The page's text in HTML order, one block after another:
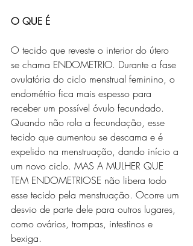
O QUE É
O tecido que reveste o interior do útero
se chama ENDOMETRIO. Durante a fase
ovulatória do ciclo menstrual feminino, o
endométrio fica mais espesso para
receber um possível óvulo fecundado.
Quando não rola a fecundação, esse
tecido que aumentou se descama e é
expelido na menstruação, dando início a
um novo ciclo. MAS A MULHER QUE
TEM ENDOMETRIOSE não libera todo
esse tecido pela menstruação. Ocorre um
desvio de parte dele para outros lugares,
como ovários, trompas, intestinos e
bexiga.